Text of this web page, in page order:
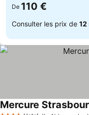
De 110 €
Consulter les prix de 12
Mercure